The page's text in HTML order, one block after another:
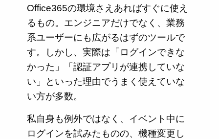
Office365の環境さえあればすぐに使え
るもの。エンジニアだけでなく、業務
系ユーザーにも広がるはずのツールで
す。しかし、実際は「ログインできな
かった」「認証アプリが連携していな
い」といった理由でうまく使えていな
い方が多数。
私自身も例外ではなく、イベント中に
ログインを試みたものの、機種変更し